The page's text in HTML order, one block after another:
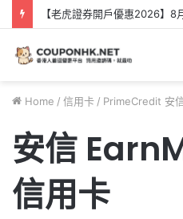
Home / 信用卡 / PrimeCredit 安
安信
信用卡